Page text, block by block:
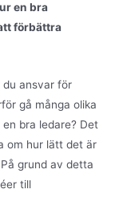
en bra
förbättra
ansvar för
gå många olika
bra ledare? Det
om hur lätt det är
grund av detta
till